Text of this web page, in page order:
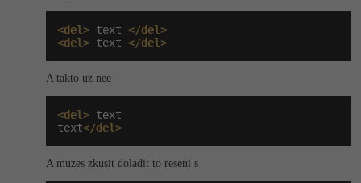
<del> text </del>
<del> text </del>
A takto uz nee
<del> text
text</del>
A muzes zkusit doladit to reseni s